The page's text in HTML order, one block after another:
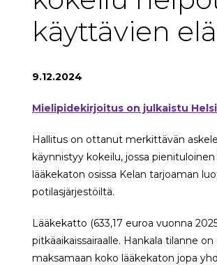
käyttävien
9.12.2024
Mielipidekirjoitus on julkaistu
Hallitus on ottanut merkittävän
käynnistyy kokeilu, jossa
lääkekaton osissa Kelan tarjoaman
potilasjärjestöiltä.
Lääkekatto (633,17 euroa vuonna
pitkäaikaissairaalle. Hankala tilanne
maksamaan koko lääkekaton jopa